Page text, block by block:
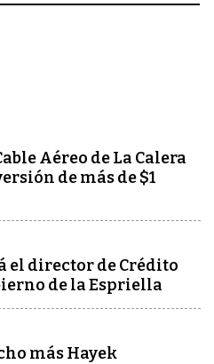
Aéreo de La Calera
de más de $1
el director de Crédito
de la Espriella
más Hayek